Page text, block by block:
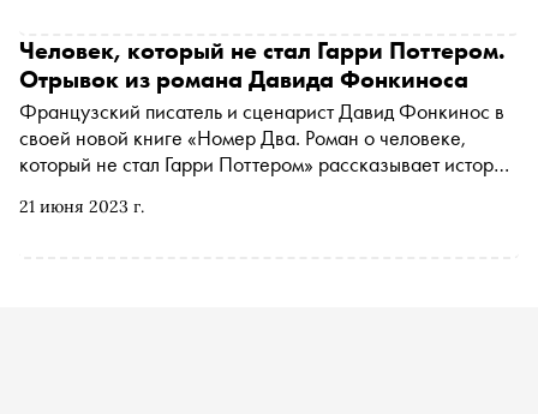
21 июня 2023 г.
Человек, который не стал Гарри Поттером.
Отрывок из романа Давида Фонкиноса
Французский писатель и сценарист Давид Фонкинос в
своей новой книге «Номер Два. Роман о человеке,
который не стал Гарри Поттером» рассказывает историю
сыграть одного из самых известных волшебников, но из